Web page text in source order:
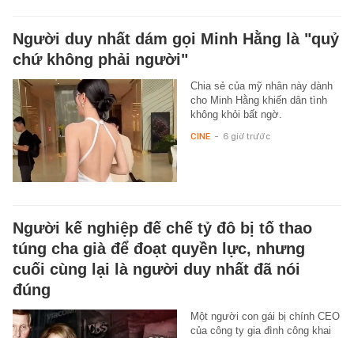
Người duy nhất dám gọi Minh Hằng là "quỷ
chứ không phải người"
Chia sẻ của mỹ nhân này dành
cho Minh Hằng khiến dân tình
không khỏi bất ngờ.
CINE - 6 giờ trước
Người kế nghiệp đế chế tỷ đô bị tố thao
túng cha già để đoạt quyền lực, nhưng
cuối cùng lại là người duy nhất đã nói
đúng
Một người con gái bị chính CEO
của công ty gia đình công khai